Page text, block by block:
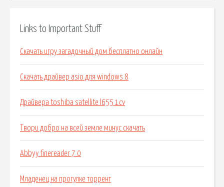
Links to Important Stuff
Скачать игру загадочный дом бесплатно онлайн
Скачать драйвер asio для windows 8
Драйвера toshiba satellite l655 1cv
Твори добро на всей земле минус скачать
Abbyy finereader 7 0
Младенец на прогулке торрент